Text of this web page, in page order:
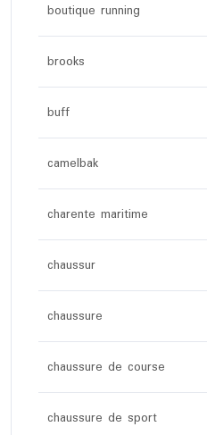
boutique running
brooks
buff
camelbak
charente maritime
chaussur
chaussure
chaussure de course
chaussure de sport